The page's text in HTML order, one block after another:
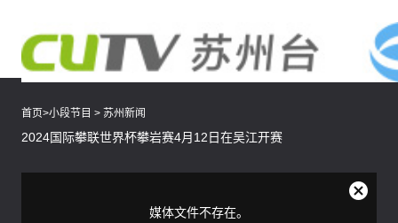
首页>小段节目 > 苏州新闻
2024国际攀联世界杯攀岩赛4月12日在吴江开赛
媒体文件不存在。
关